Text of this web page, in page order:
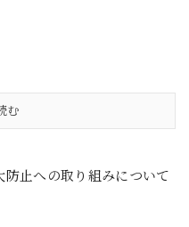
む
止への取り組みについて